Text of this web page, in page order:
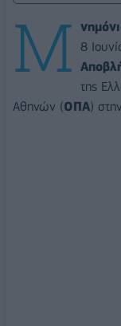
Μ
8
της
Αθηνών (ΟΠΑ)